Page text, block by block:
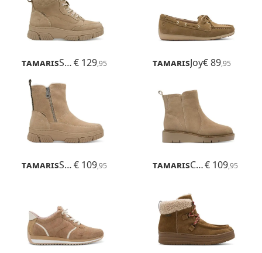
Tamaris Solara€ 129,95 TamarisJoy€ 89,95
Tamaris Solara€ 109,95 Tamaris Cora€ 109,95